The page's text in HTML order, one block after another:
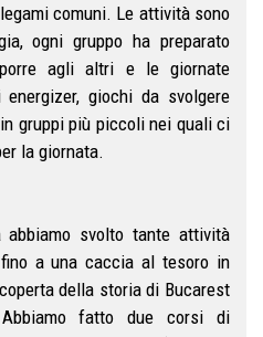
comuni. Le attività sono
ogni gruppo ha preparato
agli altri e le giornate
giochi da svolgere
gruppi più piccoli nei quali ci
la giornata.
svolto tante attività
a una caccia al tesoro in
della storia di Bucarest
fatto due corsi di